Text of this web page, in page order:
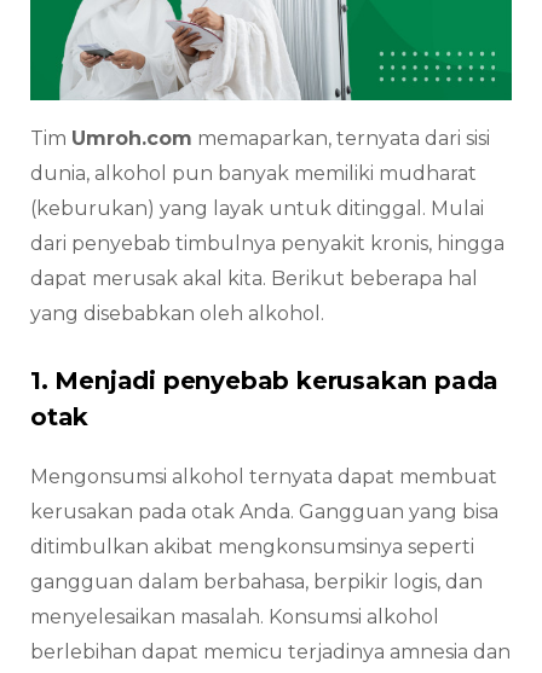
Tim Umroh.com memaparkan, ternyata dari sisi
dunia, alkohol pun banyak memiliki mudharat
(keburukan) yang layak untuk ditinggal. Mulai
dari penyebab timbulnya penyakit kronis, hingga
dapat merusak akal kita. Berikut beberapa hal
yang disebabkan oleh alkohol.
1. Menjadi penyebab kerusakan pada
otak
Mengonsumsi alkohol ternyata dapat membuat
kerusakan pada otak Anda. Gangguan yang bisa
ditimbulkan akibat mengkonsumsinya seperti
gangguan dalam berbahasa, berpikir logis, dan
menyelesaikan masalah. Konsumsi alkohol
berlebihan dapat memicu terjadinya amnesia dan